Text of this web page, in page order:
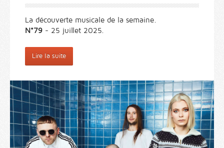
La découverte musicale de la semaine.
N°79 - 25 juillet 2025.
Lire la suite